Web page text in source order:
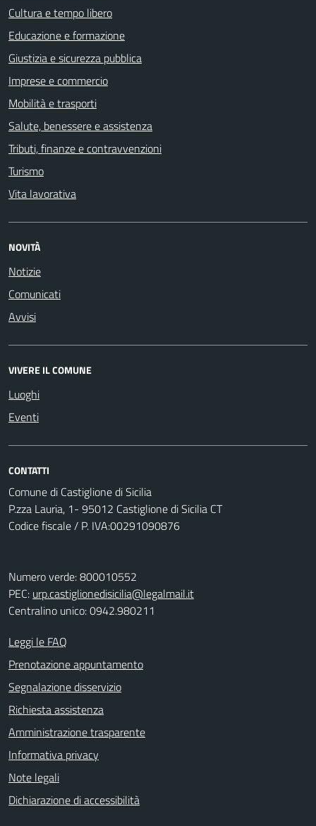
Cultura e tempo libero
Educazione e formazione
Giustizia e sicurezza pubblica
Imprese e commercio
Mobilità e trasporti
Salute, benessere e assistenza
Tributi, finanze e contravvenzioni
Turismo
Vita lavorativa
NOVITÀ
Notizie
Comunicati
Avvisi
VIVERE IL COMUNE
Luoghi
Eventi
CONTATTI
Comune di Castiglione di Sicilia
P.zza Lauria, 1- 95012 Castiglione di Sicilia CT
Codice fiscale / P. IVA:00291090876
Numero verde: 800010552
PEC: urp.castiglionedisicilia@legalmail.it
Centralino unico: 0942.980211
Leggi le FAQ
Prenotazione appuntamento
Segnalazione disservizio
Richiesta assistenza
Amministrazione trasparente
Informativa privacy
Note legali
Dichiarazione di accessibilità